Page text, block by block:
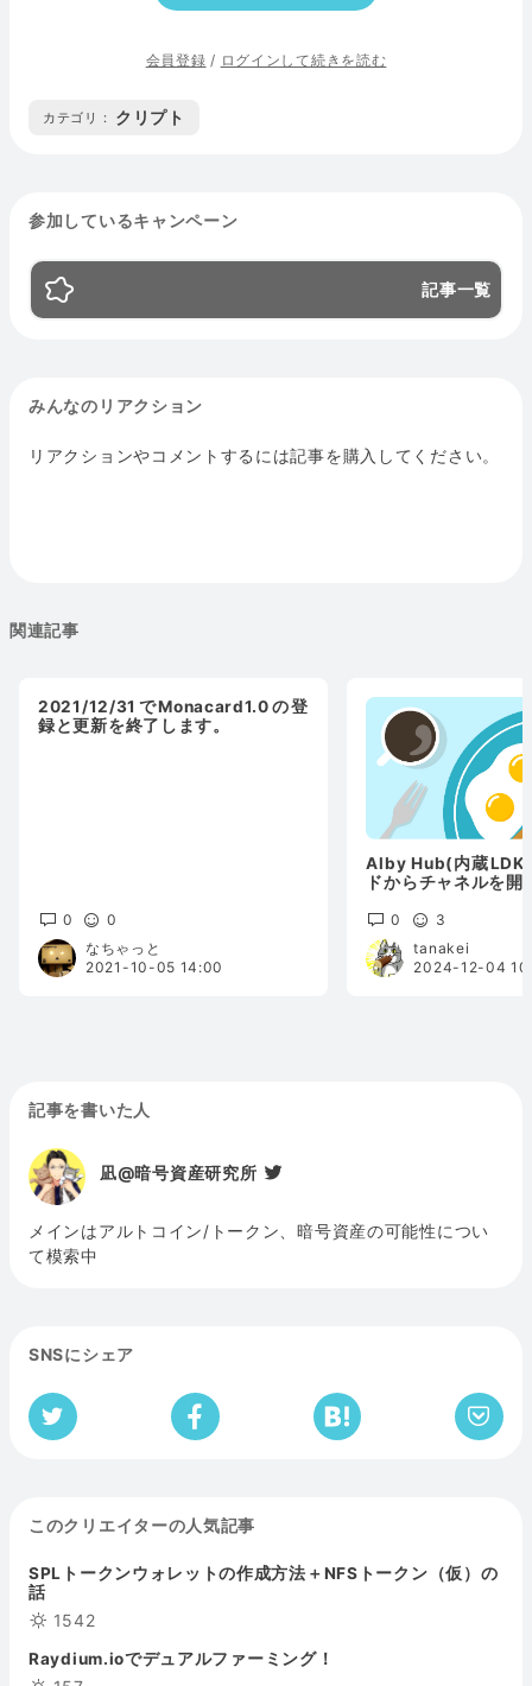
会員登録 / ログインして続きを読む
カテゴリ : クリプト
参加しているキャンペーン
記事一覧
みんなのリアクション
リアクションやコメントするには記事を購入してください。
関連記事
2021/12/31でMonacard1.0の登
録と更新を終了します。
0
0
なちゃっと
2021-10-05 14:00
Alby Hub(内蔵
ドからチャネルを開
0
3
tanakei
2024-12-04
記事を書いた人
凪@暗号資産研究所
メインはアルトコイン/トークン、暗号資産の可能性につい
て模索中
SNSにシェア
このクリエイターの人気記事
SPLトークンウォレットの作成方法＋NFSトークン（仮）の
話
1542
Raydium.ioでデュアルファーミング！